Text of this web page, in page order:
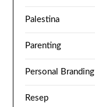
Palestina
Parenting
Personal Branding
Resep